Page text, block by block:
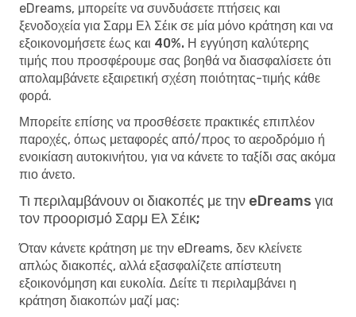
eDreams, μπορείτε να συνδυάσετε πτήσεις και
ξενοδοχεία για Σαρμ Ελ Σέικ σε μία μόνο κράτηση και να
εξοικονομήσετε έως και 40%. Η εγγύηση καλύτερης
τιμής που προσφέρουμε σας βοηθά να διασφαλίσετε ότι
απολαμβάνετε εξαιρετική σχέση ποιότητας-τιμής κάθε
φορά.
Μπορείτε επίσης να προσθέσετε πρακτικές επιπλέον
παροχές, όπως μεταφορές από/προς το αεροδρόμιο ή
ενοικίαση αυτοκινήτου, για να κάνετε το ταξίδι σας ακόμα
πιο άνετο.
Τι περιλαμβάνουν οι διακοπές με την eDreams για
τον προορισμό Σαρμ Ελ Σέικ;
Όταν κάνετε κράτηση με την eDreams, δεν κλείνετε
απλώς διακοπές, αλλά εξασφαλίζετε απίστευτη
εξοικονόμηση και ευκολία. Δείτε τι περιλαμβάνει η
κράτηση διακοπών μαζί μας: